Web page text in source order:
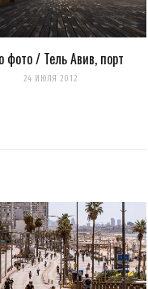
фото / Тель Авив, порт
24 ИЮЛЯ 2012